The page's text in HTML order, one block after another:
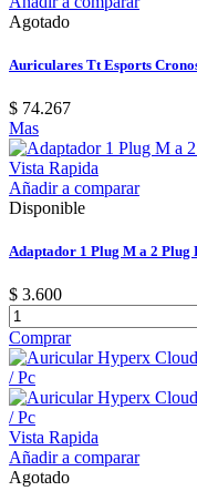
Agotado
Auriculares Tt Esports
$ 74.267
Mas
Vista Rapida
Añadir a comparar
Disponible
Adaptador 1 Plug M a 2 Plug
$ 3.600
Comprar
Vista Rapida
Añadir a comparar
Agotado